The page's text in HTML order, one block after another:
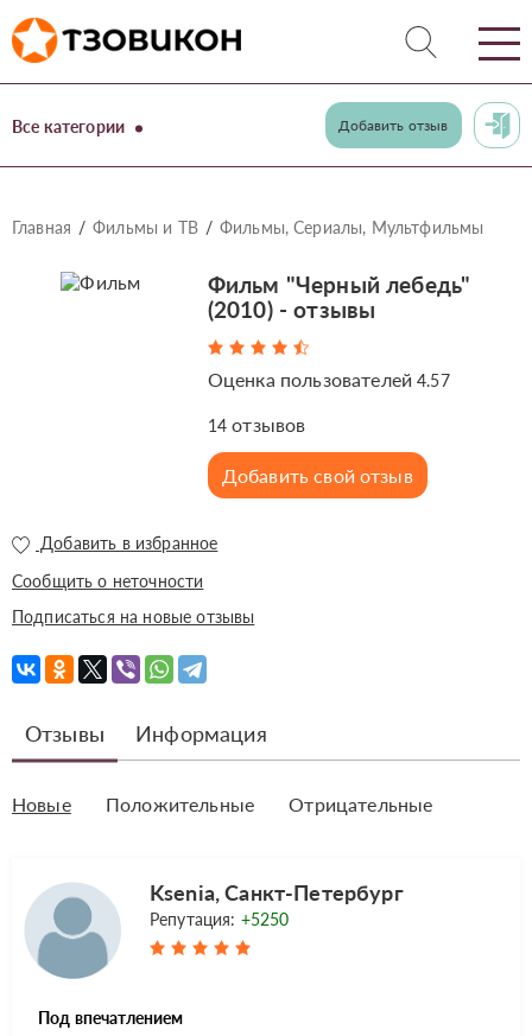
Все категории Добавить отзыв
Главная Фильмы и ТВ Фильмы, Сериалы, Мультфильмы
Фильм "Черный лебедь"
(2010) - отзывы
Оценка пользователей4.57
14 отзывов
Добавить свой отзыв
Добавить в избранное
Сообщить о неточности
Подписаться на новые отзывы
Отзывы Информация
Новые Положительные Отрицательные
Ksenia, Санкт-Петербург
Репутация: +5250
Под впечатлением